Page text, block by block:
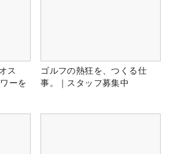
ス
ーを
ゴルフの熱狂を、つくる仕
事。｜スタッフ募集中